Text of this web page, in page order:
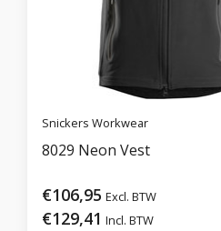
Snickers Workwear
8029 Neon Vest
€106,95 Excl. BTW
€129,41 Incl. BTW